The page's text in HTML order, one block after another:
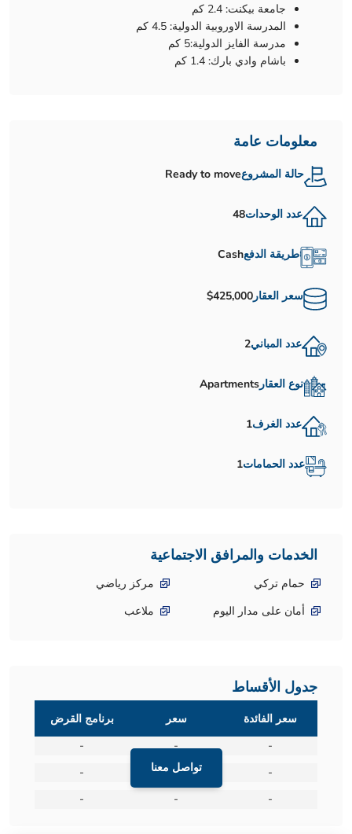
جامعة بيكنت: 2.4 كم
المدرسة الاوروبية الدولية: 4.5 كم
مدرسة الفايز الدولية:5 كم
باشام وادي بارك: 1.4 كم
معلومات عامة
حالة المشروعReady to move
عدد الوحدات48
طريقة الدفعCash
سعر العقار$425,000
عدد المباني2
نوع العقارApartments
عدد الغرف1
عدد الحمامات1
الخدمات والمرافق الاجتماعية
حمام تركي
مركز رياضي
أمان على مدار اليوم
ملاعب
جدول الأقساط
تواصل معنا
سعر الفائدة سعر
برنامج القرض
-
-
-
-
-
-
-
-
-